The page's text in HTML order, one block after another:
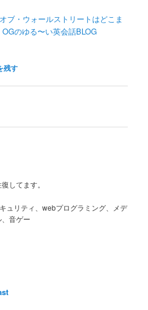
ブ・ウォールストリートはどこま
のゆる〜い英会話BLOG
残す
してます。
ュリティ、webプログラミング、メデ
音ゲー